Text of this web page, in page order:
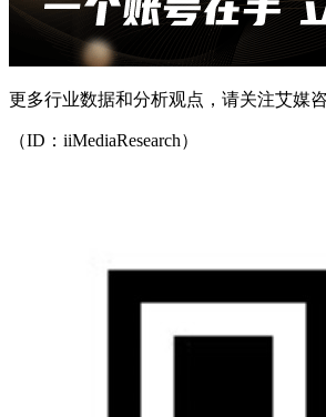
更多行业数据和分析观点，请关注艾媒
（ID：iiMediaResearch）